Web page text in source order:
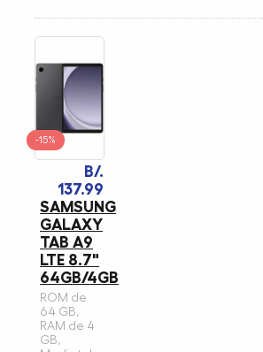
-15%
B/.
137.99
SAMSUNG
GALAXY
TAB A9
LTE 8.7"
64GB/4GB
ROM de
64 GB,
RAM de 4
GB,